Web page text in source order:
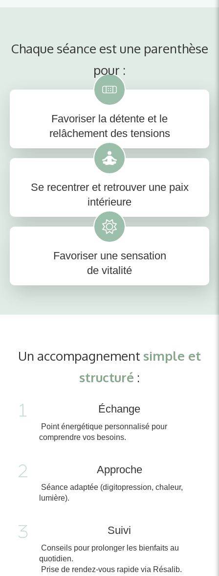
Chaque séance est une parenthèse
pour :
Favoriser la détente et le
relâchement des tensions
Se recentrer et retrouver une paix
intérieure
Favoriser une sensation
de vitalité
Un accompagnement simple et
structuré :
Échange
Point énergétique personnalisé pour
comprendre vos besoins.
Approche
Séance adaptée (digitopression, chaleur,
lumière).
Suivi
Conseils pour prolonger les bienfaits au
quotidien.
Prise de rendez-vous rapide via Résalib.